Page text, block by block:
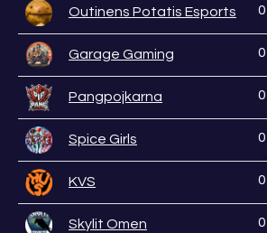
Outinens Potatis Esports 0
Garage Gaming 0
Pangpojkarna 0
Spice Girls 0
KVS 0
Skylit Omen 0